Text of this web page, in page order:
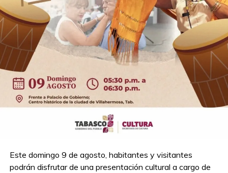
Este domingo 9 de agosto, habitantes y visitantes
podrán disfrutar de una presentación cultural a cargo de